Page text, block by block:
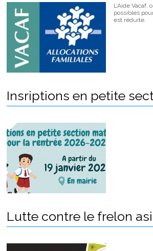
L’Aide
possibles
est réduite.
Insriptions en petite
Lutte contre le frelon